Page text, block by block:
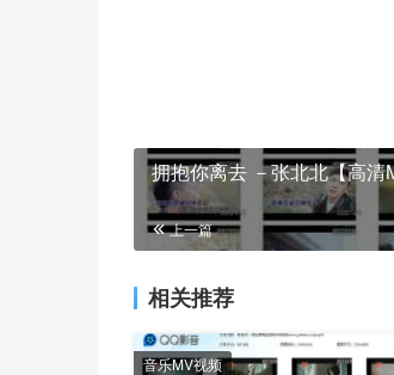
拥抱你离去 －张北北【高清
上一篇
相关推荐
音乐MV视频